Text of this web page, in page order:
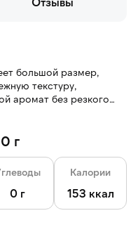
большой размер,
текстуру,
аромат без резкого
г
0 г
Калории
153 ккал